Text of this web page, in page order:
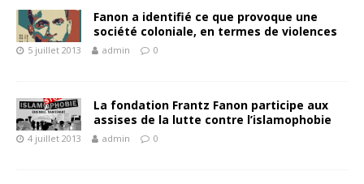
Fanon a identifié ce que provoque une
société coloniale, en termes de violences
5 juillet 2013 admin 0
La fondation Frantz Fanon participe aux
assises de la lutte contre l’islamophobie
4 juillet 2013 admin 0